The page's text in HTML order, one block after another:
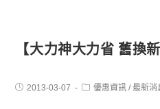
【大力神大力省 舊換
2013-03-07 優惠資訊 / 最新消